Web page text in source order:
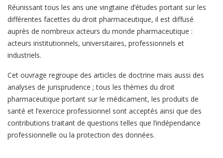
Réunissant tous les ans une vingtaine d’études portant sur les
différentes facettes du droit pharmaceutique, il est diffusé
auprès de nombreux acteurs du monde pharmaceutique :
acteurs institutionnels, universitaires, professionnels et
industriels.
Cet ouvrage regroupe des articles de doctrine mais aussi des
analyses de jurisprudence ; tous les thèmes du droit
pharmaceutique portant sur le médicament, les produits de
santé et l’exercice professionnel sont acceptés ainsi que des
contributions traitant de questions telles que l’indépendance
professionnelle ou la protection des données.